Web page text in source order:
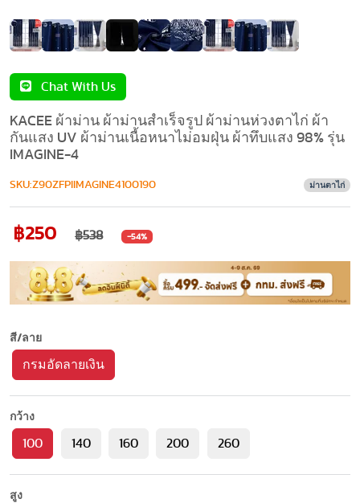
Chat With Us
KACEE ผ้าม่าน ผ้าม่านสำเร็จรูป ผ้าม่านห่วงตาไก่ ผ้า
กันแสง UV ผ้าม่านเนื้อหนาไม่อมฝุ่น ผ้าทึบแสง 98% รุ่น
IMAGINE-4
SKU:Z90ZFPIIMAGINE4100190 ม่านตาไก่
฿250 ฿538 -54%
สี/ลาย
กรมอัดลายเงิน
กว้าง
100 140 160 200 260
สูง